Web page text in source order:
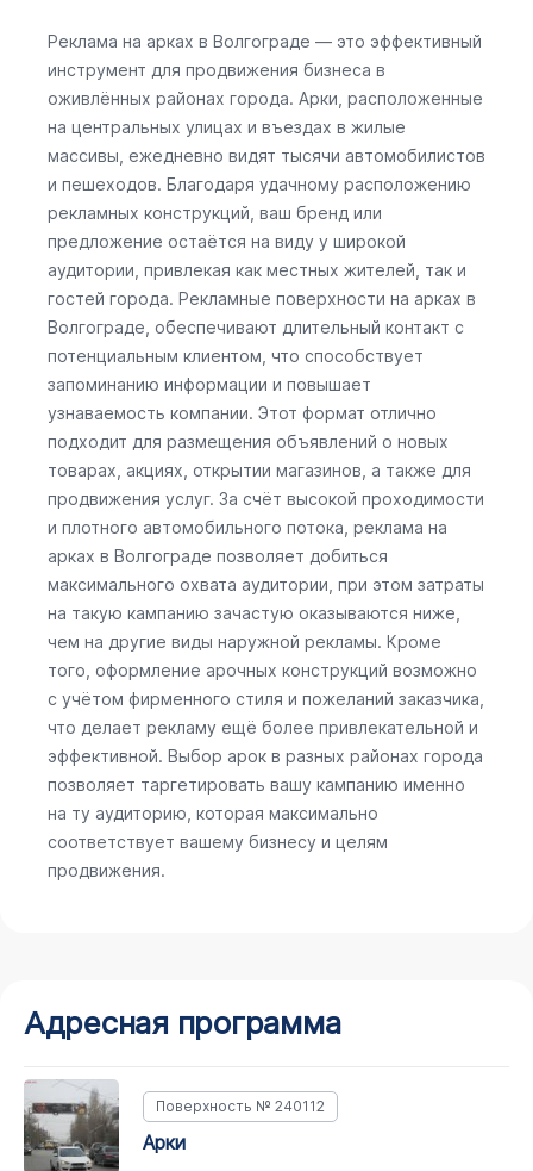
Реклама на арках в Волгограде — это эффективный
инструмент для продвижения бизнеса в
оживлённых районах города. Арки, расположенные
на центральных улицах и въездах в жилые
массивы, ежедневно видят тысячи автомобилистов
и пешеходов. Благодаря удачному расположению
рекламных конструкций, ваш бренд или
предложение остаётся на виду у широкой
аудитории, привлекая как местных жителей, так и
гостей города. Рекламные поверхности на арках в
Волгограде, обеспечивают длительный контакт с
потенциальным клиентом, что способствует
запоминанию информации и повышает
узнаваемость компании. Этот формат отлично
подходит для размещения объявлений о новых
товарах, акциях, открытии магазинов, а также для
продвижения услуг. За счёт высокой проходимости
и плотного автомобильного потока, реклама на
арках в Волгограде позволяет добиться
максимального охвата аудитории, при этом затраты
на такую кампанию зачастую оказываются ниже,
чем на другие виды наружной рекламы. Кроме
того, оформление арочных конструкций возможно
с учётом фирменного стиля и пожеланий заказчика,
что делает рекламу ещё более привлекательной и
эффективной. Выбор арок в разных районах города
позволяет таргетировать вашу кампанию именно
на ту аудиторию, которая максимально
соответствует вашему бизнесу и целям
продвижения.
Адресная программа
Поверхность № 240112
арки